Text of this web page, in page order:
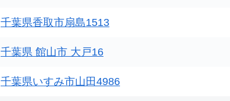
千葉県香取市扇島1513
千葉県 館山市 大戸16
千葉県いすみ市山田4986